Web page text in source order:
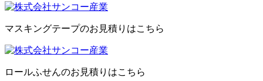
マスキングテープのお見積りはこちら
ロールふせんのお見積りはこちら